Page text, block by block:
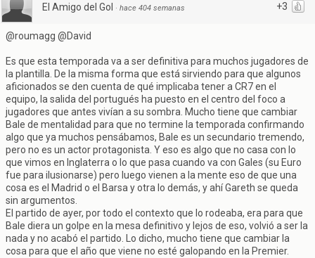
+3
El Amigo del Gol · hace 404 semanas
@roumagg @David
Es que esta temporada va a ser definitiva para muchos jugadores de
la plantilla. De la misma forma que está sirviendo para que algunos
aficionados se den cuenta de qué implicaba tener a CR7 en el
equipo, la salida del portugués ha puesto en el centro del foco a
jugadores que antes vivían a su sombra. Mucho tiene que cambiar
Bale de mentalidad para que no termine la temporada confirmando
algo que ya muchos pensábamos, Bale es un secundario tremendo,
pero no es un actor protagonista. Y eso es algo que no casa con lo
que vimos en Inglaterra o lo que pasa cuando va con Gales (su Euro
fue para ilusionarse) pero luego vienen a la mente eso de que una
cosa es el Madrid o el Barsa y otra lo demás, y ahí Gareth se queda
sin argumentos.
El partido de ayer, por todo el contexto que lo rodeaba, era para que
Bale diera un golpe en la mesa definitivo y lejos de eso, volvió a ser la
nada y no acabó el partido. Lo dicho, mucho tiene que cambiar la
cosa para que el año que viene no esté galopando en la Premier.